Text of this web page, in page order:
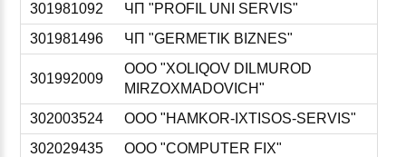
301981092
ЧП "PROFIL UNI SERVIS"
301981496
ЧП "GERMETIK BIZNES"
301992009
ООО "XOLIQOV DILMUROD
MIRZOXMADOVICH"
302003524
ООО "HAMKOR-IXTISOS-SERVIS"
302029435
ООО "COMPUTER FIX"